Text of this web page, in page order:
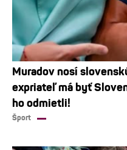
Muradov nosí
expriateľ má byť
ho odmietli!
Šport